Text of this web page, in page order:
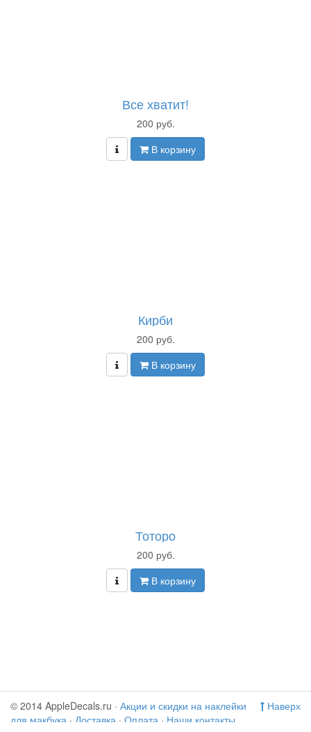
Все хватит!
200 руб.
В корзину
Кирби
200 руб.
В корзину
Тоторо
200 руб.
В корзину
Наверх
© 2014 AppleDecals.ru · Акции и скидки на наклейки
для макбука · Доставка · Оплата · Наши контакты